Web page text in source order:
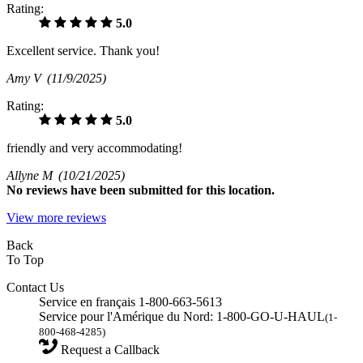
Rating:
5.0
Excellent service. Thank you!
Amy V (11/9/2025)
Rating:
5.0
friendly and very accommodating!
Allyne M (10/21/2025)
No reviews have been submitted for this location.
View more reviews
Back
To Top
Contact Us
Service en français 1-800-663-5613
Service pour l'Amérique du Nord: 1-800-GO-U-HAUL(1-
800-468-4285)
Request a Callback